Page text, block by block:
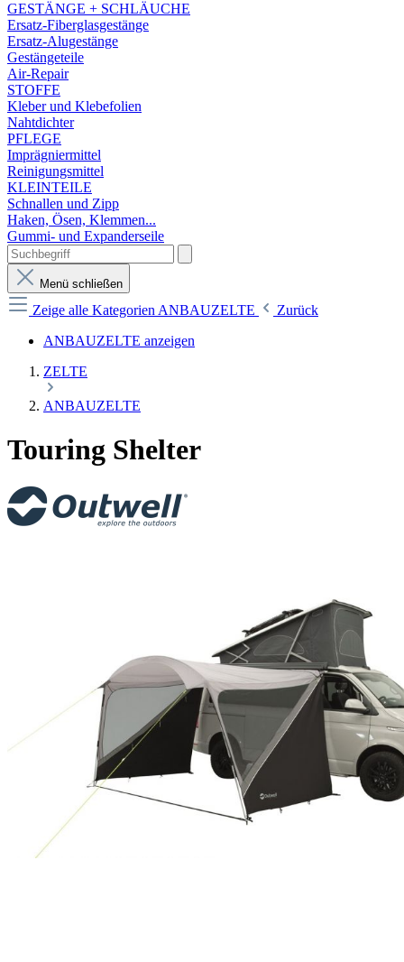
GESTÄNGE + SCHLÄUCHE
Ersatz-Fiberglasgestänge
Ersatz-Alugestänge
Gestängeteile
Air-Repair
STOFFE
Kleber und Klebefolien
Nahtdichter
PFLEGE
Imprägniermittel
Reinigungsmittel
KLEINTEILE
Schnallen und Zipp
Haken, Ösen, Klemmen...
Gummi- und Expanderseile
Menü schließen
Zeige alle Kategorien ANBAUZELTE
Zurück
ANBAUZELTE anzeigen
ZELTE
ANBAUZELTE
Touring Shelter